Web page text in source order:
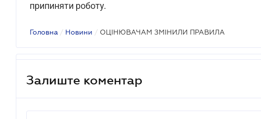
припиняти роботу.
Головна / Новини / ОЦІНЮВАЧАМ ЗМІНИЛИ ПРАВИЛА
Залиште коментар